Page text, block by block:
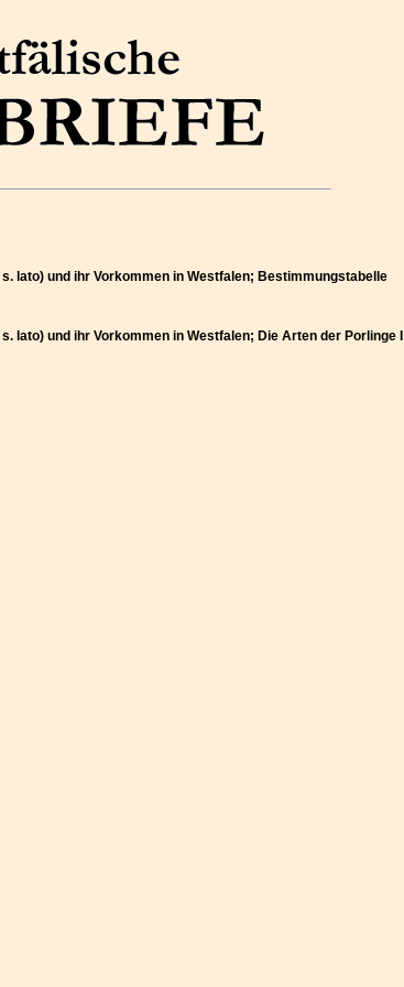
s. lato) und ihr Vorkommen in Westfalen; Bestimmungstabelle
s. lato) und ihr Vorkommen in Westfalen; Die Arten der Porlinge I